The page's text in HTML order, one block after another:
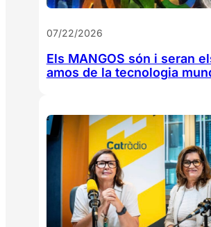
07/22/2026
Els MANGOS són i seran
amos de la tecnologia